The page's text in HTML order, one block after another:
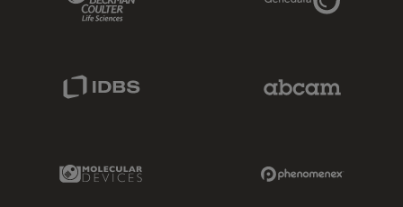
Molecular Devices Link